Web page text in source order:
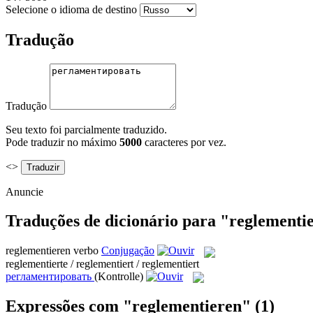
Selecione o idioma de destino
Tradução
Tradução
Seu texto foi parcialmente traduzido.
Pode traduzir no máximo 5000 caracteres por vez.
<>
Anuncie
Traduções de dicionário para
reglementieren verbo Conjugação
reglementierte / reglementiert / reglementiert
регламентировать (Kontrolle)
Expressões com "reglementieren" (1)